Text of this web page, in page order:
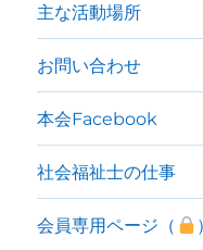
主な活動場所
お問い合わせ
本会Facebook
社会福祉士の仕事
会員専用ページ（ ）